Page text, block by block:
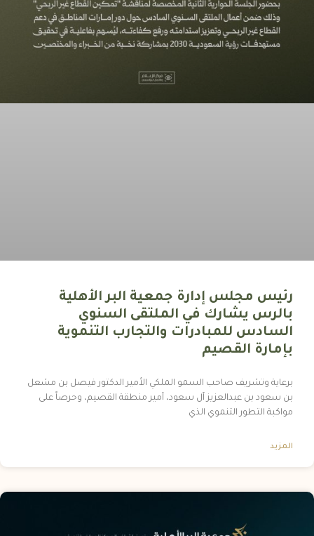
رئيس مجلس إدارة جمعية البر الأهلية
بالرس يشارك في الملتقى السنوي
السادس للمبادرات والتجارب التنموية
بإمارة القصيم
برعاية وتشريف صاحب السمو الملكي الأمير الدكتور فيصل بن مشعل
بن سعود بن عبدالعزيز آل سعود، أمير منطقة القصيم، وحرصاً على
مواكبة التطور التنموي الذي
المزيد